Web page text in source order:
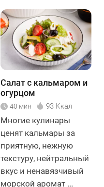
Салат с кальмаром и
огурцом
40 мин 93 Ккал
Многие кулинары
ценят кальмары за
приятную, нежную
текстуру, нейтральный
вкус и ненавязчивый
морской аромат ...